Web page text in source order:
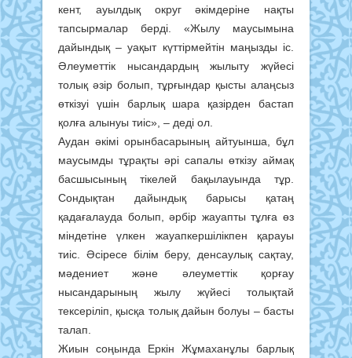
кент, ауылдық округ әкімдеріне нақты
тапсырмалар берді. «Жылу маусымына
дайындық – уақыт күттірмейтін маңызды іс.
Әлеуметтік нысандардың жылыту жүйесі
толық әзір болып, тұрғындар қысты алаңсыз
өткізуі үшін барлық шара қазірден бастап
қолға алынуы тиіс», – деді ол.
Аудан әкімі орынбасарының айтуынша, бұл
маусымды тұрақты әрі сапалы өткізу аймақ
басшысының тікелей бақылауында тұр.
Сондықтан дайындық барысы қатаң
қадағалауда болып, әрбір жауапты тұлға өз
міндетіне үлкен жауапкершілікпен қарауы
тиіс. Әсіресе білім беру, денсаулық сақтау,
мәдениет және әлеуметтік қорғау
нысандарының жылу жүйесі толықтай
тексеріліп, қысқа толық дайын болуы – басты
талап.
Жиын соңында Еркін Жұмаханұлы барлық